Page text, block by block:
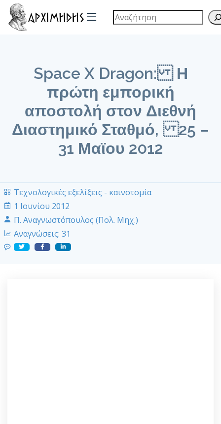
Space X Dragon: Η
πρώτη εμπορική
αποστολή στον Διεθνή
Διαστημικό Σταθμό, 25 –
31 Μαϊου 2012
Τεχνολογικές εξελίξεις - καινοτομία
1 Ιουνίου 2012
Π. Αναγνωστόπουλος (Πολ. Μηχ.)
Αναγνώσεις: 31